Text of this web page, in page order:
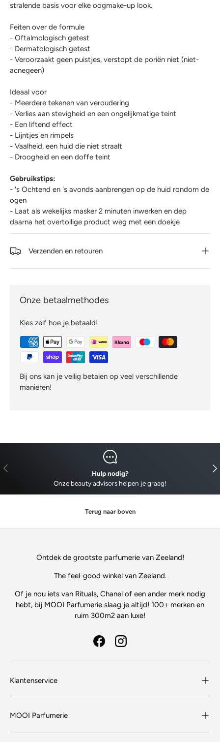
stralende basis voor elke oogmake-up look.
Feiten over de formule
- Oftalmologisch getest
- Dermatologisch getest
- Veroorzaakt geen puistjes, verstopt de poriën niet (niet-
acnegeen)
Ideaal voor
- Meerdere tekenen van veroudering
- Verlies aan stevigheid en een ongelijkmatige teint
- Een liftend effect
- Lijntjes en rimpels
- Vaalheid, een huid die niet straalt
- Droogheid en een doffe teint
Gebruikstips:
- 's Ochtend en 's avonds aanbrengen op de huid rondom de
ogen
- Laat als wekelijks masker 2 minuten inwerken en dep
daarna het overtollige product weg met een doekje
Verzenden en retouren
Onze betaalmethodes
Kies zelf hoe je betaald!
Bij ons kan je veilig betalen op veel verschillende
manieren!
VORIGE
Hulp nodig?
Onze beauty advisors helpen je graag!
Terug naar boven
Ontdek de grootste parfumerie van Zeeland!
The feel-good winkel van Zeeland.
Of je nou iets van Rituals, Chanel of een ander merk nodig
hebt, bij MOOI Parfumerie slaag je altijd! 100+ merken en
ruim 300m2 aan luxe!
FacebookInstagram
Klantenservice
MOOI Parfumerie